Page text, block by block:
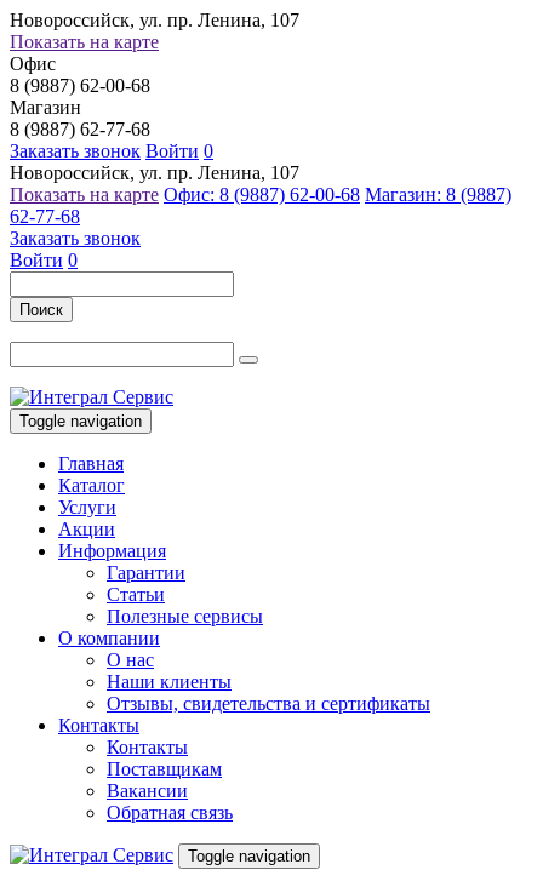
Новороссийск, ул. пр. Ленина, 107
Показать на карте
Офис
8 (9887) 62-00-68
Магазин
8 (9887) 62-77-68
Заказать звонок Войти 0
Новороссийск, ул. пр. Ленина, 107
Показать на карте Офис: 8 (9887) 62-00-68 Магазин: 8 (9887)
62-77-68
Заказать звонок
Войти 0
Поиск
Toggle navigation
Главная
Каталог
Услуги
Акции
Информация
Гарантии
Статьи
Полезные сервисы
О компании
О нас
Наши клиенты
Отзывы, свидетельства и сертификаты
Контакты
Контакты
Поставщикам
Вакансии
Обратная связь
Toggle navigation